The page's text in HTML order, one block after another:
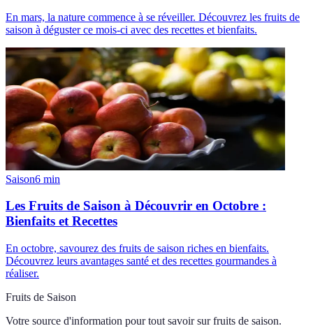
En mars, la nature commence à se réveiller. Découvrez les fruits de
saison à déguster ce mois-ci avec des recettes et bienfaits.
Saison6 min
Les Fruits de Saison à Découvrir en Octobre :
Bienfaits et Recettes
En octobre, savourez des fruits de saison riches en bienfaits.
Découvrez leurs avantages santé et des recettes gourmandes à
réaliser.
Fruits de Saison
Votre source d'information pour tout savoir sur fruits de saison.